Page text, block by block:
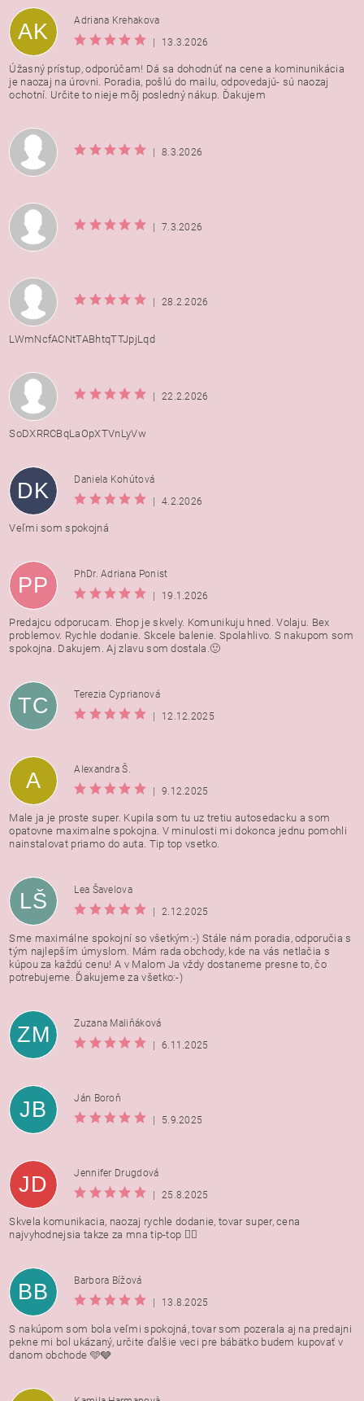
AK
Adriana Krehakova
|
13.3.2026
Úžasný prístup, odporúčam! Dá sa dohodnúť na cene a kominunikácia
je naozaj na úrovni. Poradia, pošlú do mailu, odpovedajú- sú naozaj
ochotní. Určite to nieje môj posledný nákup. Ďakujem
| 8.3.2026
| 7.3.2026
| 28.2.2026
LWmNcfACNtTABhtqTTJpjLqd
| 22.2.2026
SoDXRRCBqLaOpXTVnLyVw
DK
Daniela Kohútová
|
4.2.2026
Veľmi som spokojná
PP
PhDr. Adriana Ponist
|
19.1.2026
Predajcu odporucam. Ehop je skvely. Komunikuju hned. Volaju. Bex
problemov. Rychle dodanie. Skcele balenie. Spolahlivo. S nakupom som
spokojna. Dakujem. Aj zlavu som dostala.🙂
TC
Terezia Cyprianová
|
12.12.2025
A
Alexandra Š.
|
9.12.2025
Male ja je proste super. Kupila som tu uz tretiu autosedacku a som
opatovne maximalne spokojna. V minulosti mi dokonca jednu pomohli
nainstalovat priamo do auta. Tip top vsetko.
LŠ
Lea Šavelova
|
2.12.2025
Sme maximálne spokojní so všetkým:-) Stále nám poradia, odporučia s
tým najlepším úmyslom. Mám rada obchody, kde na vás netlačia s
kúpou za každú cenu! A v Malom Ja vždy dostaneme presne to, čo
potrebujeme. Ďakujeme za všetko:-)
ZM
Zuzana Maliňáková
|
6.11.2025
JB
Ján Boroň
|
5.9.2025
JD
Jennifer Drugdová
|
25.8.2025
Skvela komunikacia, naozaj rychle dodanie, tovar super, cena
najvyhodnejsia takze za mna tip-top 👍🏻
BB
Barbora Bížová
|
13.8.2025
S nakúpom som bola veľmi spokojná, tovar som pozerala aj na predajni
pekne mi bol ukázaný, určite ďalšie veci pre bábätko budem kupovať v
danom obchode 🩵🩶